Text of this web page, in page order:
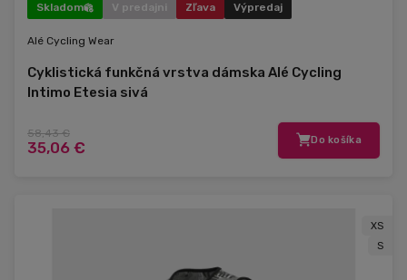
Skladom V predajni Zľava Výpredaj
Alé Cycling Wear
Cyklistická funkčná vrstva dámska Alé Cycling
Intimo Etesia sivá
58,43 €
35,06 € Do košíka
XS
S